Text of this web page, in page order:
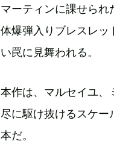
マーティンに課せら
体爆弾入りブレスレ
い罠に見舞われる。
本作は、マルセイユ、
尽に駆け抜けるスケー
本だ。